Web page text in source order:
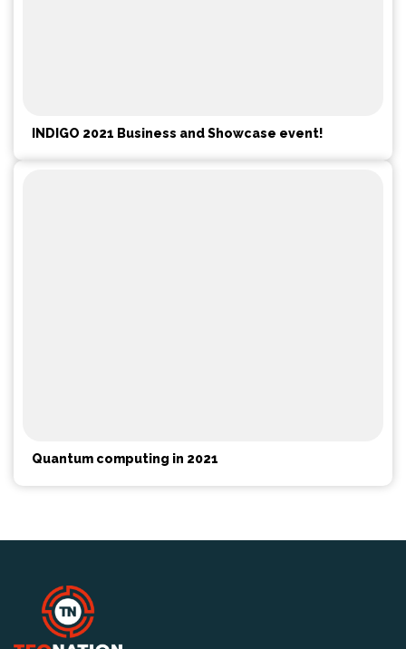
INDIGO 2021 Business and Showcase event!
Quantum computing in 2021